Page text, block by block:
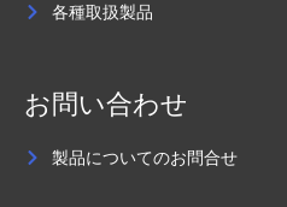
各種取扱製品
お問い合わせ
製品についてのお問合せ